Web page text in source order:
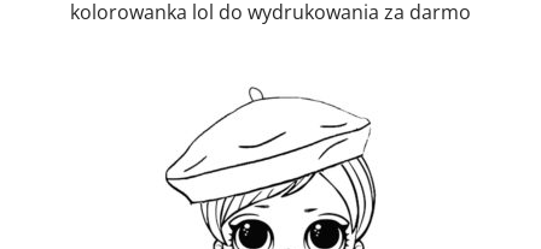
kolorowanka lol do wydrukowania za darmo